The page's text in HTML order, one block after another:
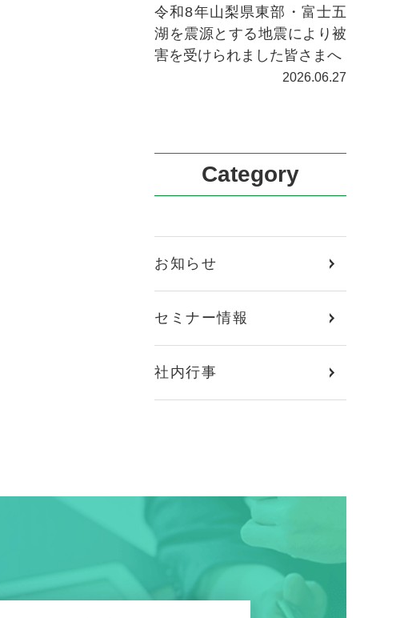
令和8年山梨県東部・富士五
湖を震源とする地震により被
害を受けられました皆さまへ
2026.06.27
Category
お知らせ
セミナー情報
社内行事